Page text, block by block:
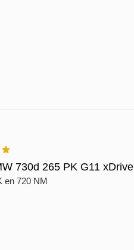
730d 265 PK G11 xDrive
en 720 NM